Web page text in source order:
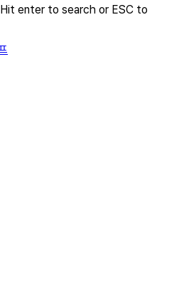
Hit enter to search or ESC to